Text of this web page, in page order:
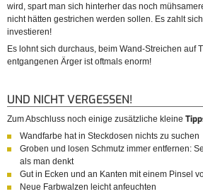
wird, spart man sich hinterher das noch
nicht hätten gestrichen werden sollen. Es zahlt
investieren!
Es lohnt sich durchaus, beim Wand-Streichen auf
entgangenen Ärger ist oftmals enorm!
UND NICHT VERGESSEN!
Zum Abschluss noch einige zusätzliche kleine
Wandfarbe hat in Steckdosen nichts zu suchen
Groben und losen Schmutz immer entfernen:
als man denkt
Gut in Ecken und an Kanten mit einem Pinsel
Neue Farbwalzen leicht anfeuchten